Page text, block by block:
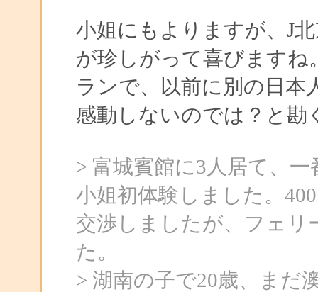
小姐にもよりますが、J
が珍しがって喜びます
ランで、以前に別の日本
感動しないのでは？と勘
> 富城賓館に3人居て、
小姐初体験しました。
交渉しましたが、フェリ
た。
> 湖南の子で20歳、まだ